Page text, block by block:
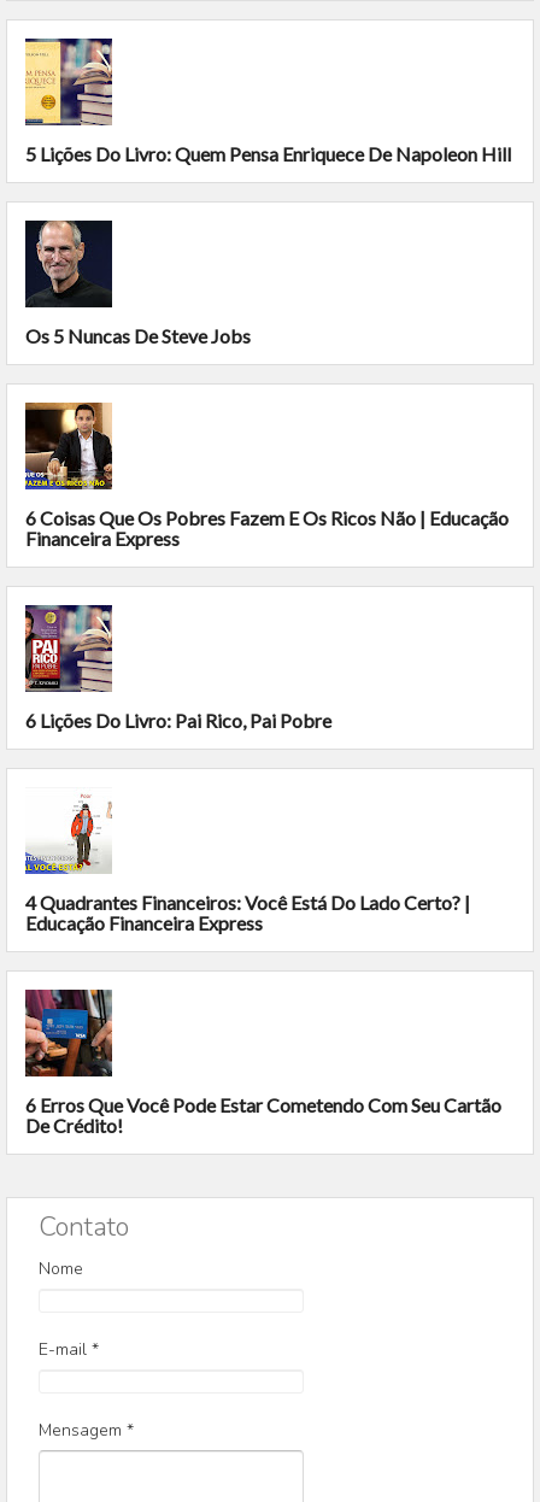
5 Lições Do Livro: Quem Pensa Enriquece De Napoleon Hill
Os 5 Nuncas De Steve Jobs
6 Coisas Que Os Pobres Fazem E Os Ricos Não | Educação
Financeira Express
6 Lições Do Livro: Pai Rico, Pai Pobre
4 Quadrantes Financeiros: Você Está Do Lado Certo? |
Educação Financeira Express
6 Erros Que Você Pode Estar Cometendo Com Seu Cartão
De Crédito!
Contato
Nome
E-mail *
Mensagem *